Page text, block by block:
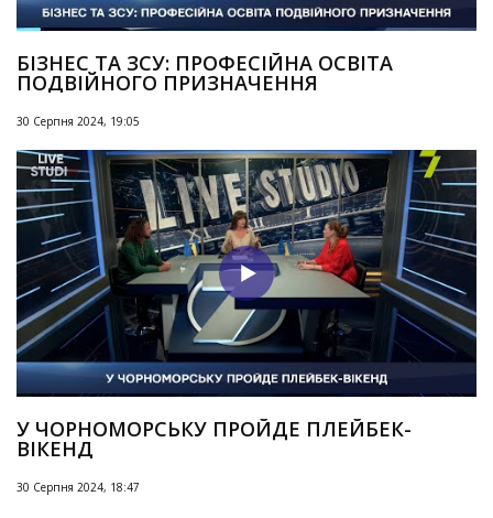
БІЗНЕС ТА ЗСУ: ПРОФЕСІЙНА ОСВІТА
ПОДВІЙНОГО ПРИЗНАЧЕННЯ
30 Серпня 2024, 19:05
У ЧОРНОМОРСЬКУ ПРОЙДЕ ПЛЕЙБЕК-
ВІКЕНД
30 Серпня 2024, 18:47